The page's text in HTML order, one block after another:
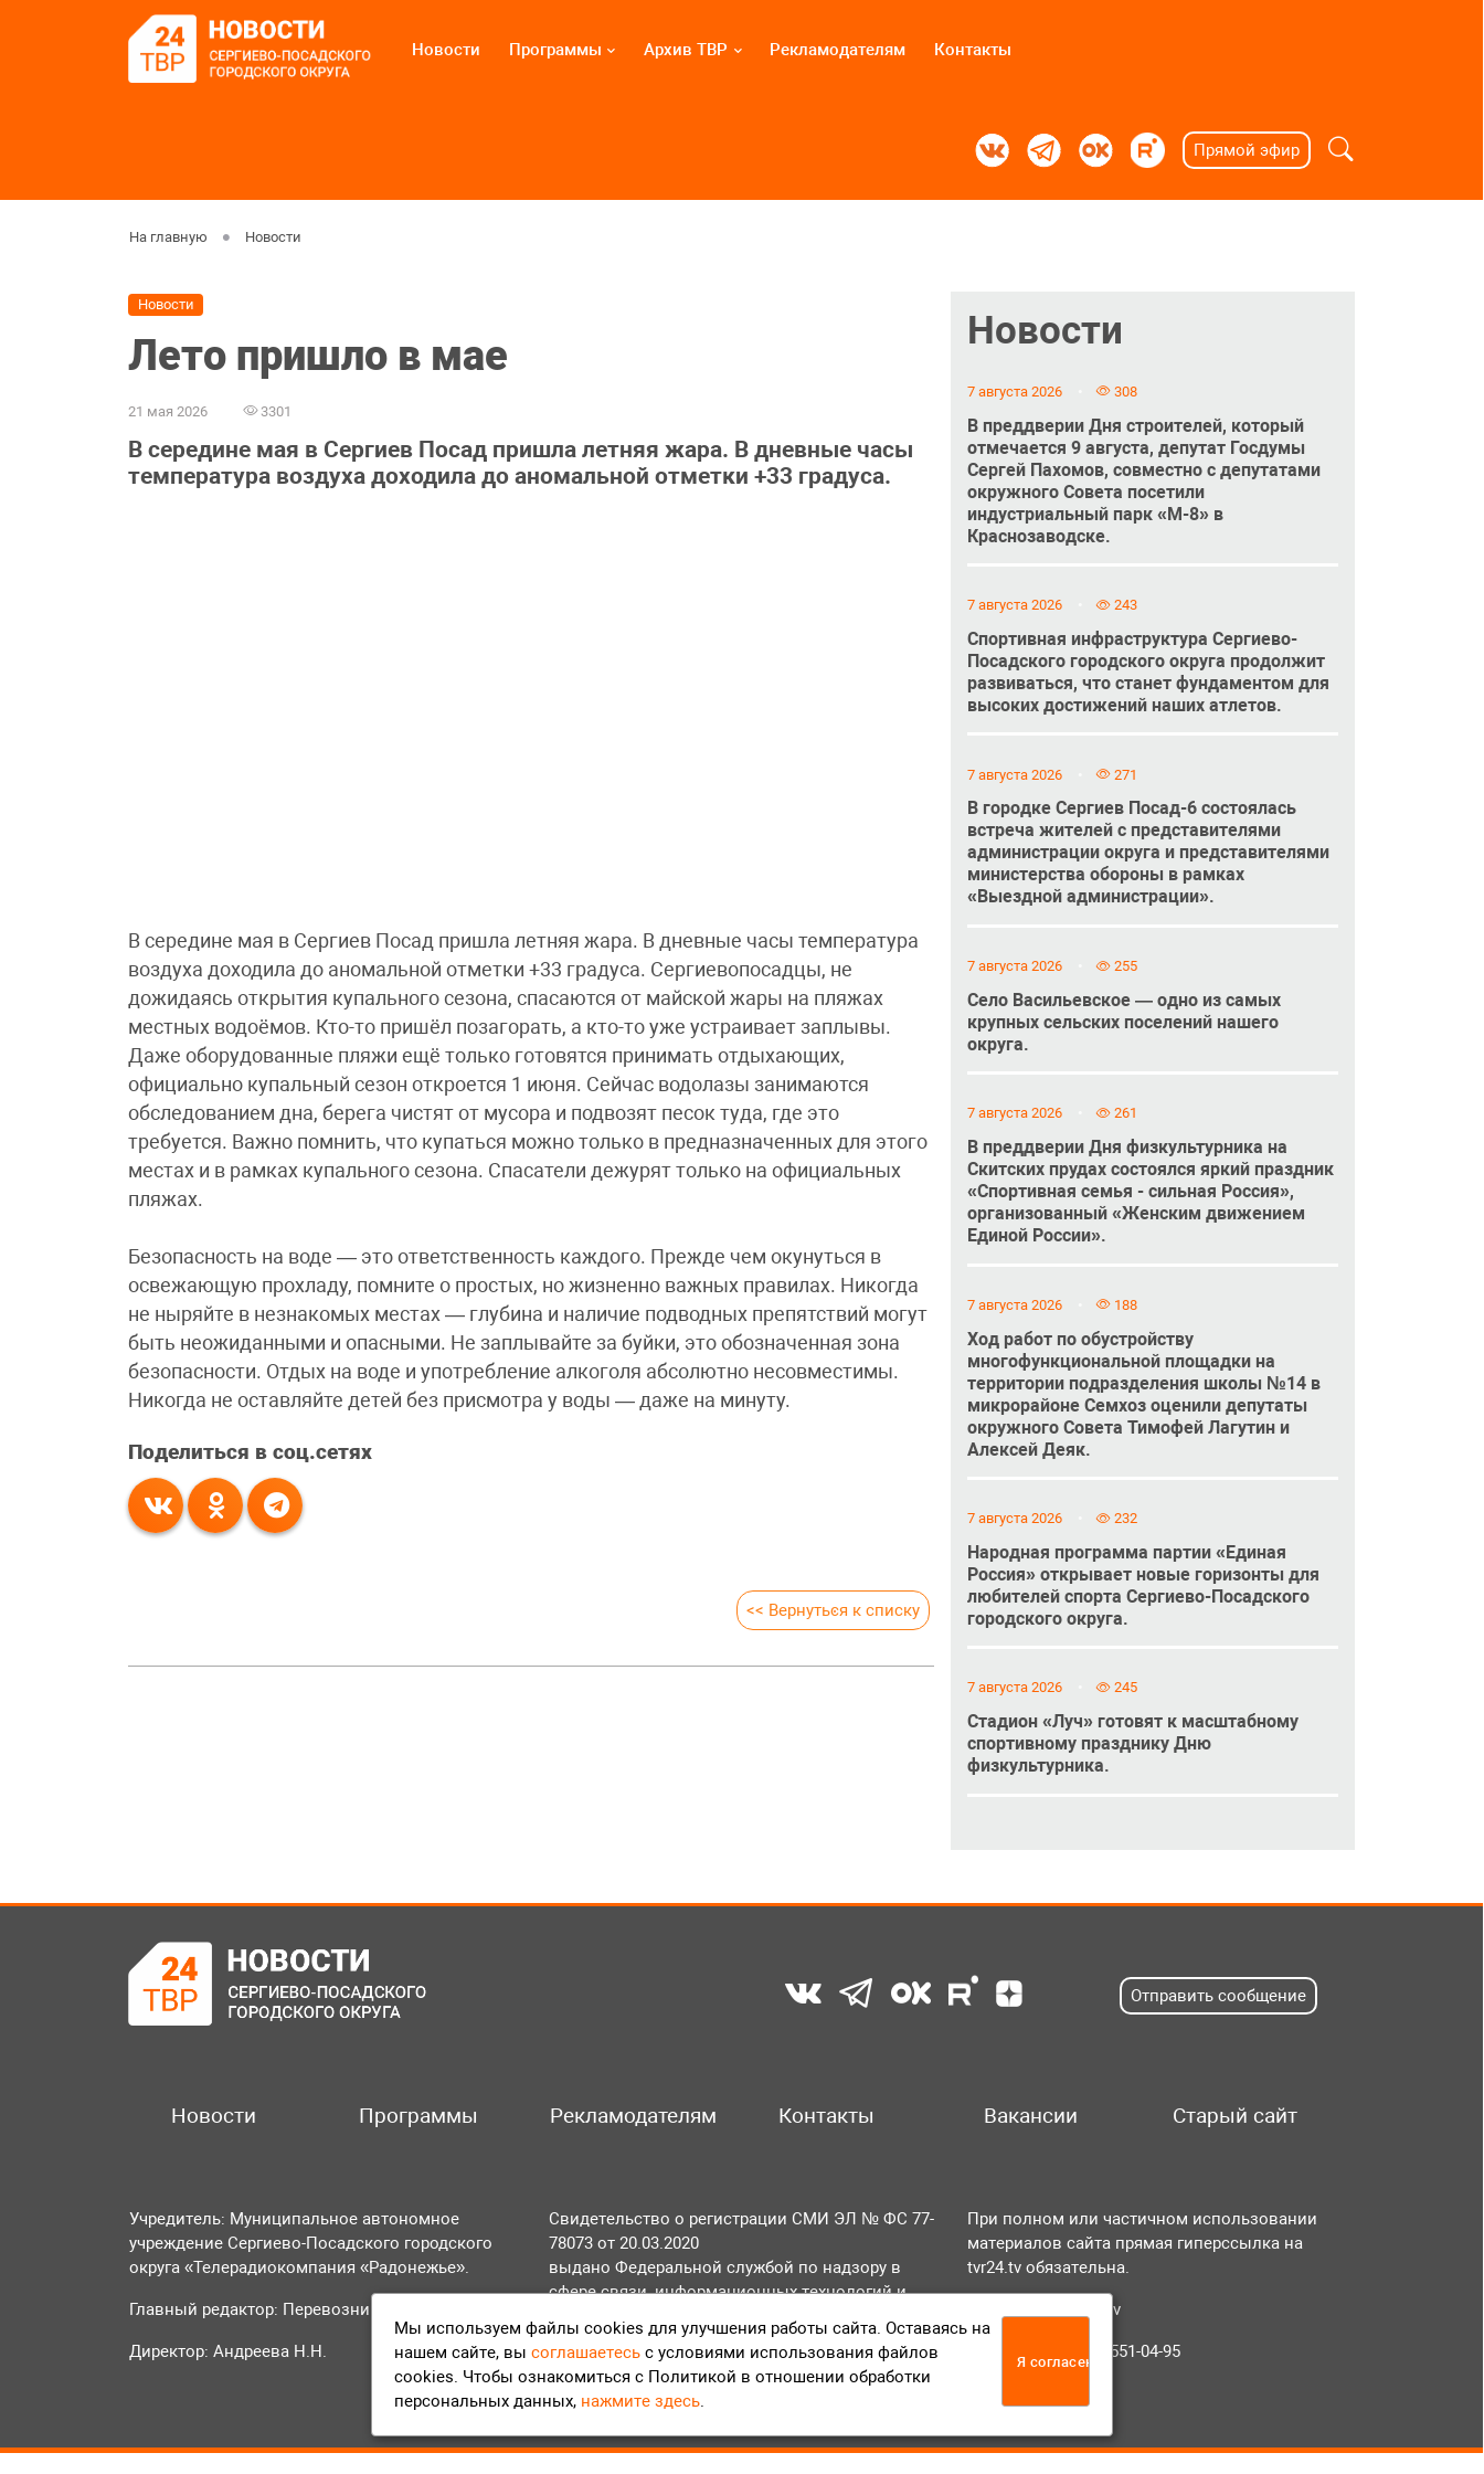
Новости Программы Архив ТВР Рекламодателям Контакты
Прямой эфир
На главную Новости
Новости
Лето пришло в мае
21 мая 2026 3301
В середине мая в Сергиев Посад пришла летняя жара. В дневные часы
температура воздуха доходила до аномальной отметки +33 градуса.
В середине мая в Сергиев Посад пришла летняя жара. В дневные часы температура
воздуха доходила до аномальной отметки +33 градуса. Сергиевопосадцы, не
дожидаясь открытия купального сезона, спасаются от майской жары на пляжах
местных водоёмов. Кто-то пришёл позагорать, а кто-то уже устраивает заплывы.
Даже оборудованные пляжи ещё только готовятся принимать отдыхающих,
официально купальный сезон откроется 1 июня. Сейчас водолазы занимаются
обследованием дна, берега чистят от мусора и подвозят песок туда, где это
требуется. Важно помнить, что купаться можно только в предназначенных для этого
местах и в рамках купального сезона. Спасатели дежурят только на официальных
пляжах.
Безопасность на воде — это ответственность каждого. Прежде чем окунуться в
освежающую прохладу, помните о простых, но жизненно важных правилах. Никогда
не ныряйте в незнакомых местах — глубина и наличие подводных препятствий могут
быть неожиданными и опасными. Не заплывайте за буйки, это обозначенная зона
безопасности. Отдых на воде и употребление алкоголя абсолютно несовместимы.
Никогда не оставляйте детей без присмотра у воды — даже на минуту.
Поделиться в соц.сетях
<< Вернуться к списку
Новости
7 августа 2026 308
В преддверии Дня строителей, который
отмечается 9 августа, депутат Госдумы
Сергей Пахомов, совместно с депутатами
окружного Совета посетили
индустриальный парк «М-8» в
Краснозаводске.
7 августа 2026 243
Спортивная инфраструктура Сергиево-
Посадского городского округа продолжит
развиваться, что станет фундаментом для
высоких достижений наших атлетов.
7 августа 2026 271
В городке Сергиев Посад-6 состоялась
встреча жителей с представителями
администрации округа и представителями
министерства обороны в рамках
«Выездной администрации».
7 августа 2026 255
Село Васильевское — одно из самых
крупных сельских поселений нашего
округа.
7 августа 2026 261
В преддверии Дня физкультурника на
Скитских прудах состоялся яркий праздник
«Спортивная семья - сильная Россия»,
организованный «Женским движением
Единой России».
7 августа 2026 188
Ход работ по обустройству
многофункциональной площадки на
территории подразделения школы №14 в
микрорайоне Семхоз оценили депутаты
окружного Совета Тимофей Лагутин и
Алексей Деяк.
7 августа 2026 232
Народная программа партии «Единая
Россия» открывает новые горизонты для
любителей спорта Сергиево-Посадского
городского округа.
7 августа 2026 245
Стадион «Луч» готовят к масштабному
спортивному празднику Дню
физкультурника.
Отправить сообщение
Новости Программы Рекламодателям Контакты Вакансии Старый сайт
Учредитель: Муниципальное автономное
учреждение Сергиево-Посадского городского
округа «Телерадиокомпания «Радонежье».
Главный редактор: Перевозникова О.А.
Директор: Андреева Н.Н.
Свидетельство о регистрации СМИ ЭЛ № ФС 77-
78073 от 20.03.2020
выдано Федеральной службой по надзору в
сфере связи, информационных технологий и
массовых коммуникаций (Роскомнадзор).
Положение об обработке персональных данных
Согласие на обработку персональных данных
При полном или частичном использовании
материалов сайта прямая гиперссылка на
tvr24.tv обязательна.
info@tvr24.tv
Телефон: +7 (496) 551-04-95
Мы используем файлы cookies для улучшения работы сайта. Оставаясь на
нашем сайте, вы соглашаетесь с условиями использования файлов
cookies. Чтобы ознакомиться с Политикой в отношении обработки
персональных данных, нажмите здесь.
Я согласен